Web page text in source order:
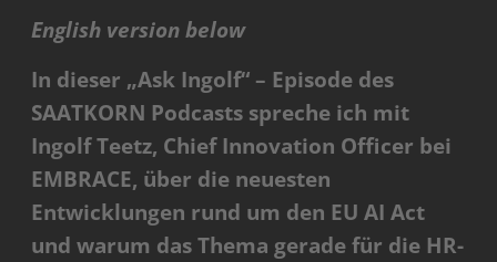
English version below
In dieser „Ask Ingolf“ – Episode des
SAATKORN Podcasts spreche ich mit
Ingolf Teetz, Chief Innovation Officer bei
EMBRACE, über die neuesten
Entwicklungen rund um den EU AI Act
und warum das Thema gerade für die HR-